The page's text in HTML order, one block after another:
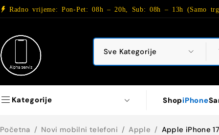
Radno vrijeme: Pon-Pet: 08h – 20h, Sub: 08h – 13h (Samo
Kategorije ShopiPhone
Početna / Novi mobilni telefoni / Apple / Apple iPhone